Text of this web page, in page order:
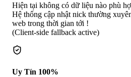
Hiện tại không có dữ liệu nào phù
Hệ thống cập nhật nick thường
web trong thời gian tới !
(Client-side fallback active)
Uy Tín 100%